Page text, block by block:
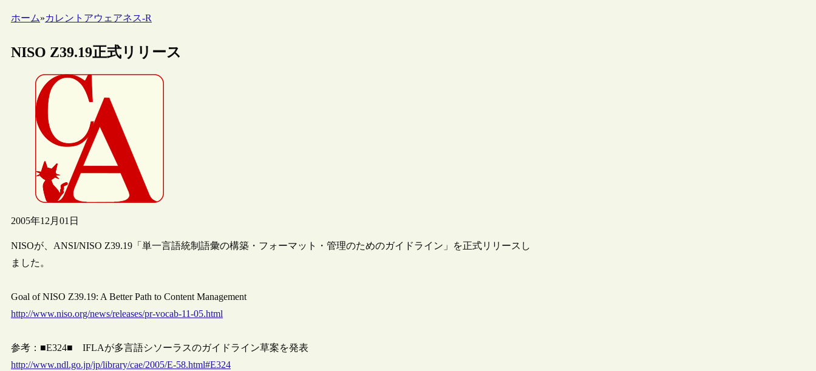
ホーム»カレントアウェアネス-R
NISO Z39.19正式リリース
2005年12月01日
NISOが、ANSI/NISO Z39.19「単一言語統制語彙の構築・フォーマット・管理のためのガイドライン」を正式リリースし
ました。
Goal of NISO Z39.19: A Better Path to Content Management
http://www.niso.org/news/releases/pr-vocab-11-05.html
参考：■E324■ IFLAが多言語シソーラスのガイドライン草案を発表
http://www.ndl.go.jp/jp/library/cae/2005/E-58.html#E324